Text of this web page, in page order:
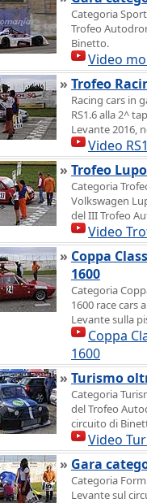
Categoria
Trofeo
Binetto.
Video
» Trofeo
Racing cars in
RS1.6 alla 2^
Levante 2016,
Video
» Trofeo
Categoria
Volkswagen
del III Trofeo
Video
» Coppa
1600
Categoria
1600 race cars
Levante sulla
Coppa
1600
» Turismo
Categoria
del Trofeo
circuito di
Video
» Gara
Categoria
Levante sul